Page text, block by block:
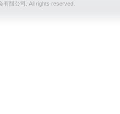
有限公司. All rights reserved.